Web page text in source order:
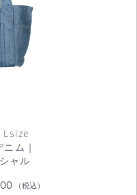
Lsize
ム｜
ャル
（税込）